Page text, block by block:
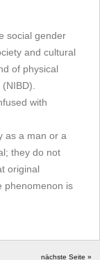
social gender
and cultural
of physical
with
as a man or a
they do not
original
phenomenon is
nächste Seite »